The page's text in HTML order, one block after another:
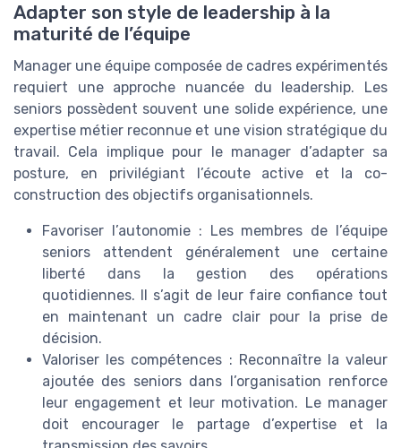
Adapter son style de leadership à la
maturité de l’équipe
Manager une équipe composée de cadres expérimentés
requiert une approche nuancée du leadership. Les
seniors possèdent souvent une solide expérience, une
expertise métier reconnue et une vision stratégique du
travail. Cela implique pour le manager d’adapter sa
posture, en privilégiant l’écoute active et la co-
construction des objectifs organisationnels.
Favoriser l’autonomie : Les membres de l’équipe
seniors attendent généralement une certaine
liberté dans la gestion des opérations
quotidiennes. Il s’agit de leur faire confiance tout
en maintenant un cadre clair pour la prise de
décision.
Valoriser les compétences : Reconnaître la valeur
ajoutée des seniors dans l’organisation renforce
leur engagement et leur motivation. Le manager
doit encourager le partage d’expertise et la